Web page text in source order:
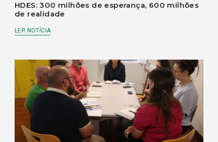
HDES: 300 milhões de esperança, 600 milhões
de realidade
LER NOTÍCIA